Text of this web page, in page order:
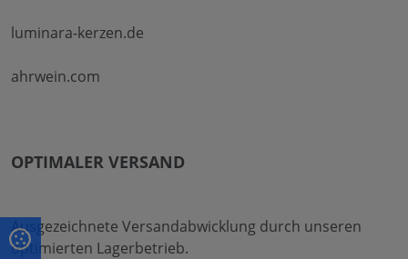
luminara-kerzen.de
ahrwein.com
OPTIMALER VERSAND
Ausgezeichnete Versandabwicklung durch unseren
optimierten Lagerbetrieb.